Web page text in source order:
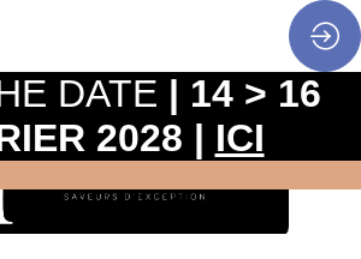
DATE | 14 > 16
2028 | ICI